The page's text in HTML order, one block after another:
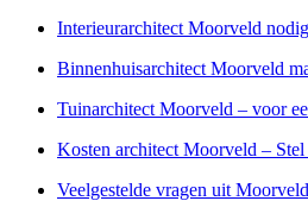
Interieurarchitect Moorveld
Binnenhuisarchitect Moorveld
Tuinarchitect Moorveld – voor
Kosten architect Moorveld –
Veelgestelde vragen uit Moorveld